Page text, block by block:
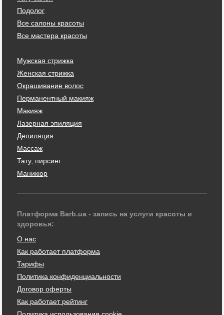
Подолог
Все салоны красоты
Все мастера красоты
Мужская стрижка
Женская стрижка
Окрашивание волос
Перманентный макияж
Макияж
Лазерная эпиляция
Депиляция
Массаж
Тату, пирсинг
Маникюр
Платформа Barb.ua - запись на услуги красоты и
здоровья:
О нас
Как работает платформа
Тарифы
Политика конфиденциальности
Договор оферты
Как работает рейтинг